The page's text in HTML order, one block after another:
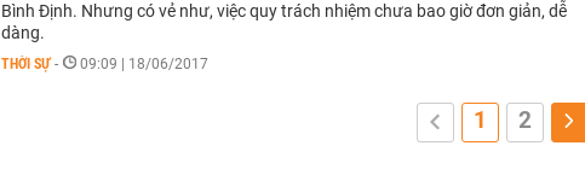
Bình Định. Nhưng có vẻ như, việc quy trách nhiệm chưa bao giờ đơn giản, dễ
dàng.
THỜI SỰ - 09:09 | 18/06/2017
1 2